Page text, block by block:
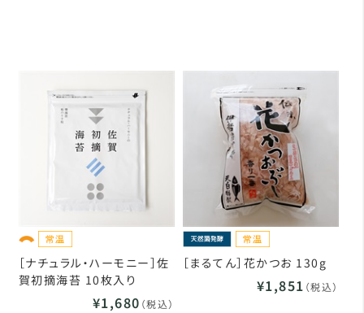
［ナチュラル・ハーモニー］佐
賀初摘海苔 10枚入り
¥1,680 （税込）
［まるてん］花かつお 130g
¥1,851 （税込）